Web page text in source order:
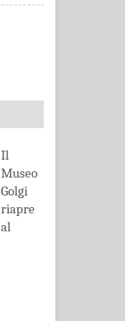
Il
Museo
Golgi
riapre
al